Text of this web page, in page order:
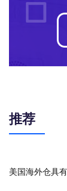
推荐
美国海外仓具